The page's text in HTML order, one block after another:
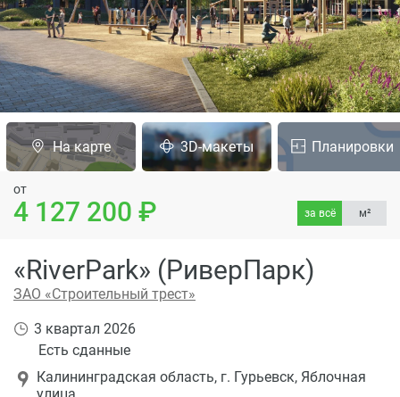
На карте 3D-макеты Планировки
«RiverPark» (РиверПарк)
ЗАО «Строительный трест»
Калининградская область, г. Гурьевск, Яблочная
3 квартал 2026
Есть сданные
от
4 127 200 за всё м²